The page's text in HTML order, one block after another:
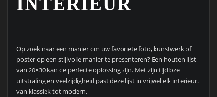
Op zoek naar een manier om uw favoriete foto, kunstwerk of
poster op een stijlvolle manier te presenteren? Een houten lijst
van 20×30 kan de perfecte oplossing zijn. Met zijn tijdloze
uitstraling en veelzijdigheid past deze lijst in vrijwel elk interieur,
van klassiek tot modern.